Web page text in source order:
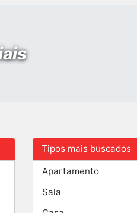
Tipos mais buscados
Apartamento
Sala